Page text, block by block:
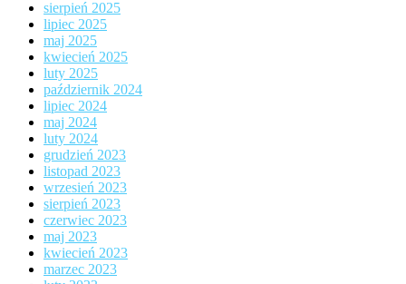
sierpień 2025
lipiec 2025
maj 2025
kwiecień 2025
luty 2025
październik 2024
lipiec 2024
maj 2024
luty 2024
grudzień 2023
listopad 2023
wrzesień 2023
sierpień 2023
czerwiec 2023
maj 2023
kwiecień 2023
marzec 2023